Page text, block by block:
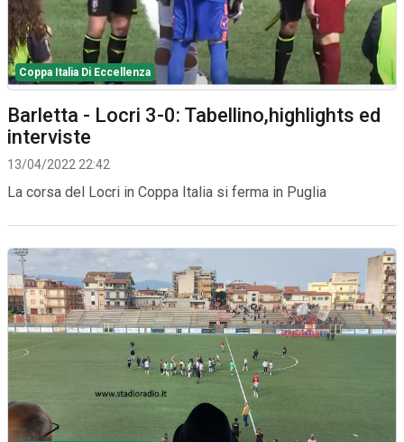
Coppa Italia Di Eccellenza
Barletta - Locri 3-0: Tabellino,highlights ed
interviste
13/04/2022 22:42
La corsa del Locri in Coppa Italia si ferma in Puglia